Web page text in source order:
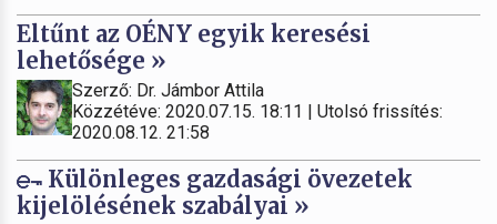
Eltűnt az OÉNY egyik keresési
lehetősége »
Szerző: Dr. Jámbor Attila
Közzétéve: 2020.07.15. 18:11 | Utolsó frissítés:
2020.08.12. 21:58
Különleges gazdasági övezetek
kijelölésének szabályai »